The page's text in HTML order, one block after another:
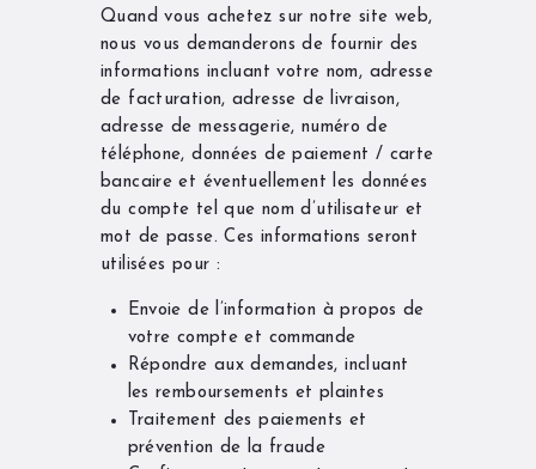
Quand vous achetez sur notre site web,
nous vous demanderons de fournir des
informations incluant votre nom, adresse
de facturation, adresse de livraison,
adresse de messagerie, numéro de
téléphone, données de paiement / carte
bancaire et éventuellement les données
du compte tel que nom d’utilisateur et
mot de passe. Ces informations seront
utilisées pour :
Envoie de l’information à propos de
votre compte et commande
Répondre aux demandes, incluant
les remboursements et plaintes
Traitement des paiements et
prévention de la fraude